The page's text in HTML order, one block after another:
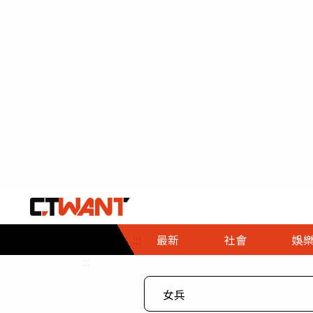
::: 最新 社會
社會首頁
時事
娛樂
娛樂首頁
即時
專題
財經首頁
熱線
３Ｃ
政